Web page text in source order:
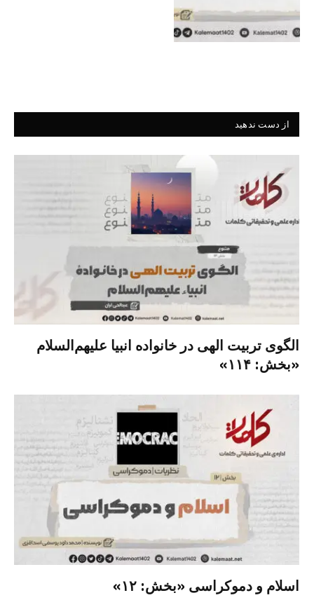
از دست ندهید
الگوی تربیت الهی در خانواده انبیا‌‌ علیهم‌السلام
«بخش: ۱۱۴»
اسلام و دموکراسی «بخش: ۱۲»